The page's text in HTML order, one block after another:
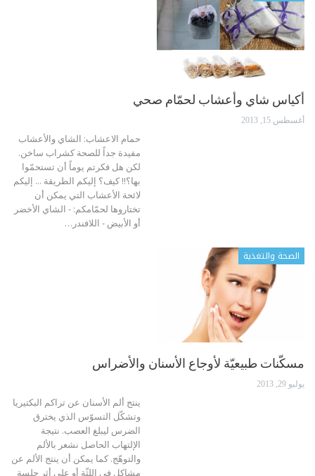
أكياس شاي وأعشاب لحمّام صحي
أغسطس 15, 2013
حمام الاعشاب: الشاي والأعشاب
مفيدة جداً للصحة كشراب ساخن.
لكن هل فكرتم يوماً أن تستحمّوا
بها؟!! كيف؟ إليكم الطريقة ... إليكم
لائحة الأعشاب التي يمكن أن
تختاروها لحمّامكم: - الشاي الأخضر
أو الأبيض - اللافندر…
الصحة والتغذية
مسكّنات طبيعيّة لأوجاع الأسنان والأضراس
يوليو 29, 2013
ينتج ألم الأسنان عن تراكم البكتيريا
وتشكّل التسوّس الذي يخترق
الضرس ليبلغ العصب. نتيجة
الإلتهاب الحاصل نشعر بالألم
والتوهّج. كما يمكن أن ينتج الألم عن
مشاكل في اللثّة أو على أثر جلسة